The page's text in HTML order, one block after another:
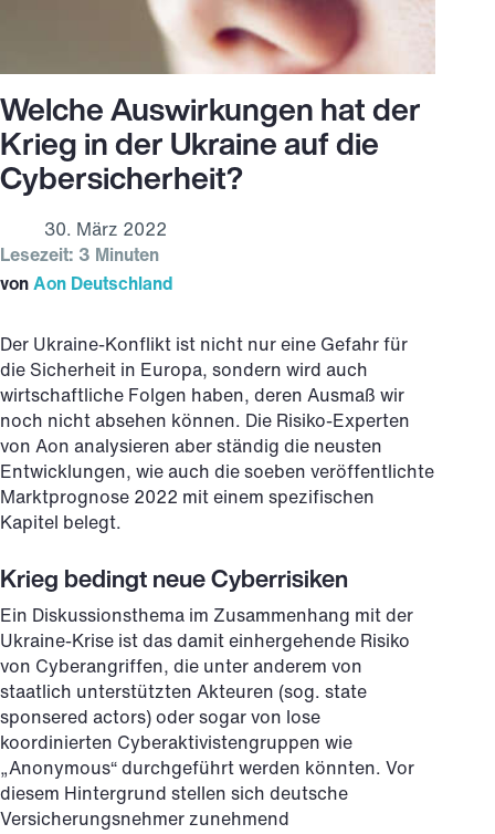
Welche Auswirkungen hat der
Krieg in der Ukraine auf die
Cybersicherheit?
30. März 2022
Lesezeit: 3 Minuten
vonAon Deutschland
Der Ukraine-Konflikt ist nicht nur eine Gefahr für
die Sicherheit in Europa, sondern wird auch
wirtschaftliche Folgen haben, deren Ausmaß wir
noch nicht absehen können. Die Risiko-Experten
von Aon analysieren aber ständig die neusten
Entwicklungen, wie auch die soeben veröffentlichte
Marktprognose 2022 mit einem spezifischen
Kapitel belegt.
Krieg bedingt neue Cyberrisiken
Ein Diskussionsthema im Zusammenhang mit der
Ukraine-Krise ist das damit einhergehende Risiko
von Cyberangriffen, die unter anderem von
staatlich unterstützten Akteuren (sog. state
sponsered actors) oder sogar von lose
koordinierten Cyberaktivistengruppen wie
„Anonymous“ durchgeführt werden könnten. Vor
diesem Hintergrund stellen sich deutsche
Versicherungsnehmer zunehmend